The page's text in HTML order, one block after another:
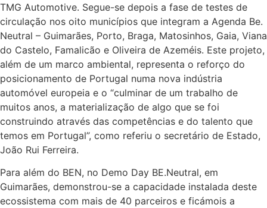
TMG Automotive. Segue-se depois a fase de testes de
circulação nos oito municípios que integram a Agenda Be.
Neutral – Guimarães, Porto, Braga, Matosinhos, Gaia, Viana
do Castelo, Famalicão e Oliveira de Azeméis. Este projeto,
além de um marco ambiental, representa o reforço do
posicionamento de Portugal numa nova indústria
automóvel europeia e o “culminar de um trabalho de
muitos anos, a materialização de algo que se foi
construindo através das competências e do talento que
temos em Portugal”, como referiu o secretário de Estado,
João Rui Ferreira.
Para além do BEN, no Demo Day BE.Neutral, em
Guimarães, demonstrou-se a capacidade instalada deste
ecossistema com mais de 40 parceiros e ficámois a